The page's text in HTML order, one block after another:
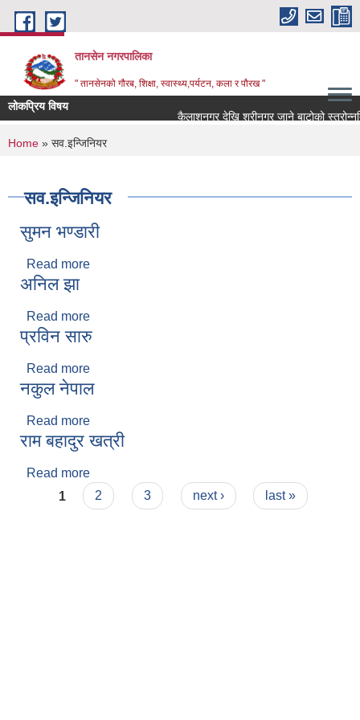
Skip to main content
तानसेन नगरपालिका
" तानसेनको गौरब, शिक्षा, स्वास्थ्य,पर्यटन, कला र पौरख "
लोकप्रिय विषय
You are here
Home » सव.इन्जिनियर
सव.इन्जिनियर
सुमन भण्डारी
Read more
अनिल झा
Read more
प्रविन सारु
Read more
नकुल नेपाल
Read more
राम बहादुर खत्री
Read more
Pages
1 2 3 next › last »